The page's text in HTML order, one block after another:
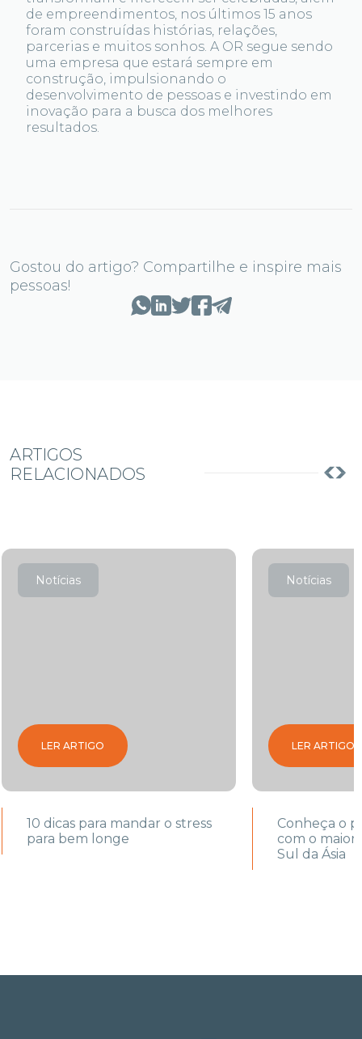
de empreendimentos, nos últimos 15 anos
foram construídas histórias, relações,
parcerias e muitos sonhos. A OR segue sendo
uma empresa que estará sempre em
construção, impulsionando o
desenvolvimento de pessoas e investindo em
inovação para a busca dos melhores
resultados.
Gostou do artigo? Compartilhe e inspire mais
pessoas!
ARTIGOS
RELACIONADOS
Notícias
LER ARTIGO
10 dicas para mandar o stress
para bem longe
Notícias
LER ARTIGO
Conheça o
com o maior
Sul da Ásia